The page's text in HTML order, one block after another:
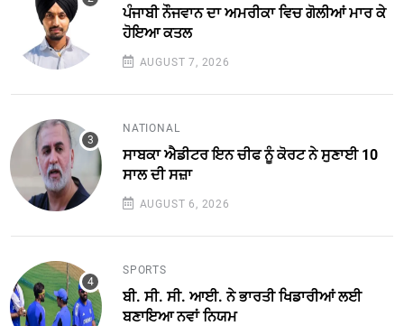
ਪੰਜਾਬੀ ਨੌਜਵਾਨ ਦਾ ਅਮਰੀਕਾ ਵਿਚ ਗੋਲੀਆਂ ਮਾਰ ਕੇ
ਹੋਇਆ ਕਤਲ
AUGUST 7, 2026
NATIONAL
ਸਾਬਕਾ ਐਡੀਟਰ ਇਨ ਚੀਫ ਨੂੰ ਕੋਰਟ ਨੇ ਸੁਣਾਈ 10
ਸਾਲ ਦੀ ਸਜ਼ਾ
AUGUST 6, 2026
SPORTS
ਬੀ. ਸੀ. ਸੀ. ਆਈ. ਨੇ ਭਾਰਤੀ ਖਿਡਾਰੀਆਂ ਲਈ
ਬਣਾਇਆ ਨਵਾਂ ਨਿਯਮ